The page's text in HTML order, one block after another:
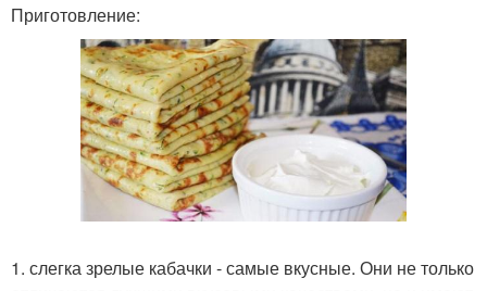
Приготовление:
1. слегка зрелые кабачки - самые вкусные. Они не только